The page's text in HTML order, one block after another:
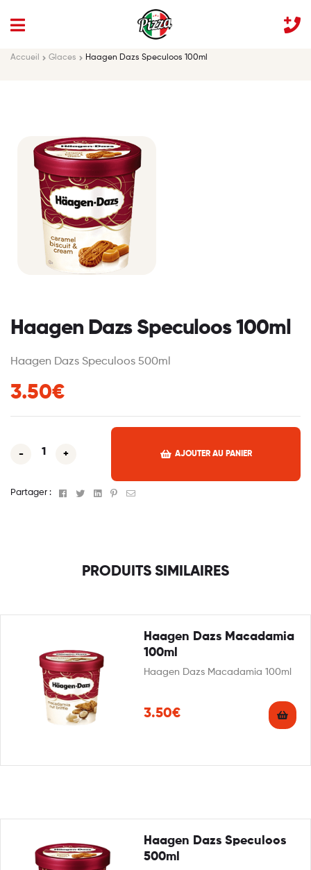
Accueil Glaces Haagen Dazs Speculoos 100ml
Haagen Dazs Speculoos 100ml
Haagen Dazs Speculoos 500ml
3.50€
- + AJOUTER AU PANIER
Partager : Facebook
TwitterLinkedinPinterest
Email
PRODUITS SIMILAIRES
Haagen Dazs Macadamia
100ml
Haagen Dazs Macadamia 100ml
3.50€
Haagen Dazs Speculoos
500ml